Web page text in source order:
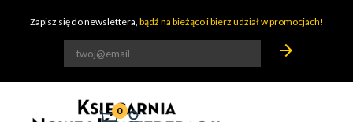
Zapisz się do newslettera, bądź na bieżąco i bierz udział w promocjach!
arrow_forward
0